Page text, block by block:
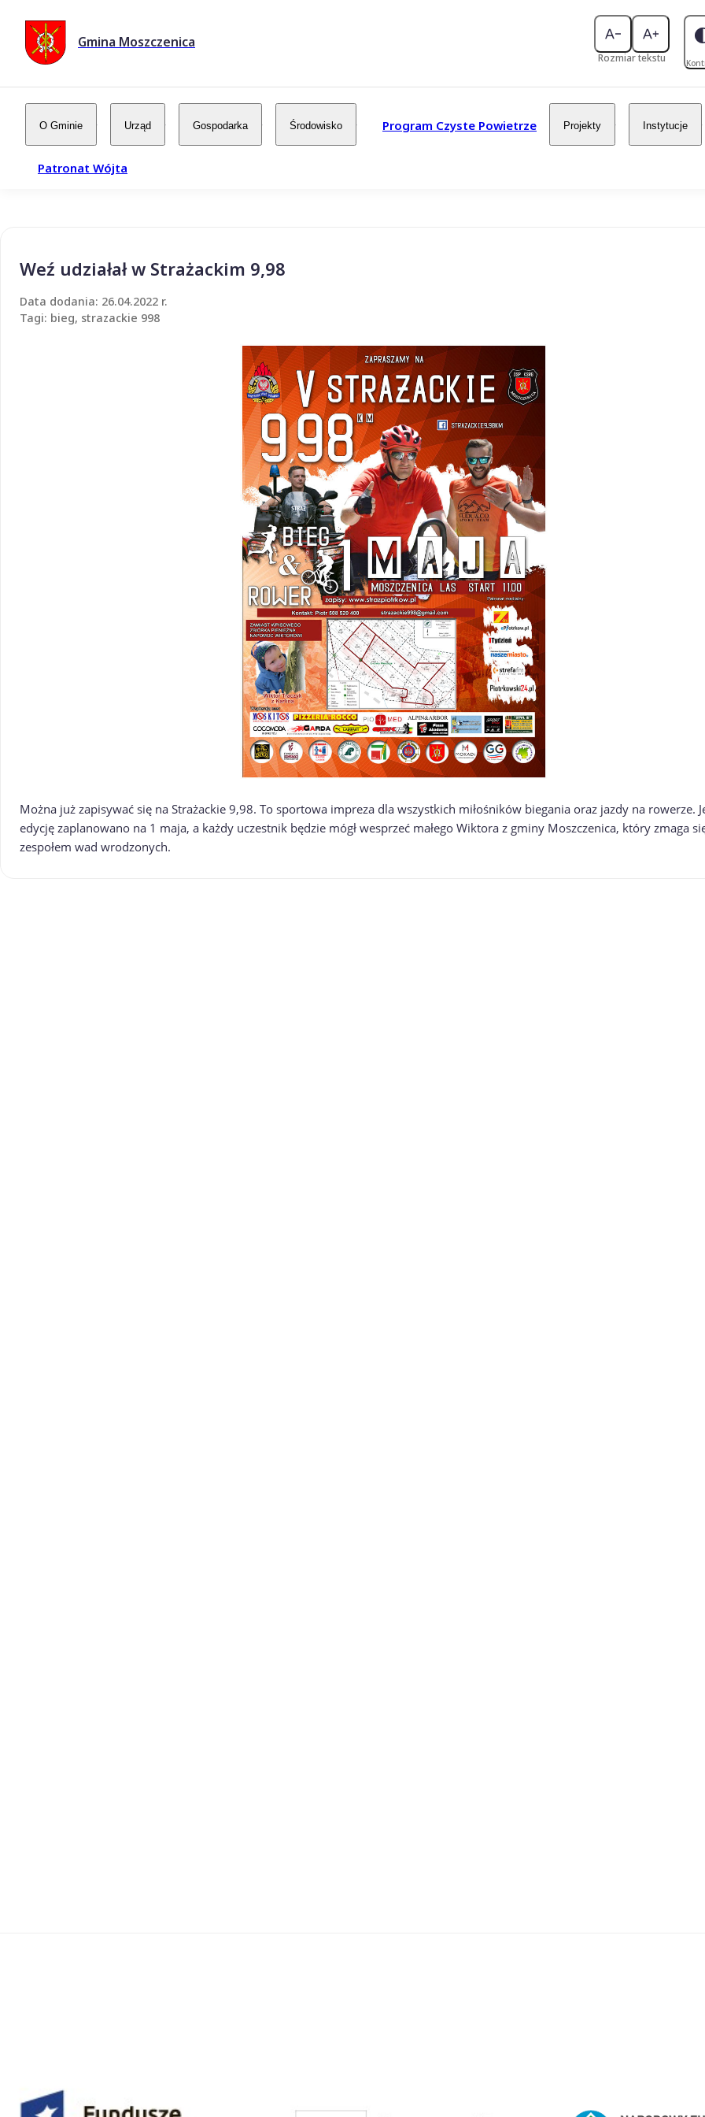
Gmina Moszczenica
Rozmiar tekstu
O Gminie Urząd Gospodarka Środowisko Program Czyste Powietrze Projekty Instytucje
Patronat Wójta
Weź udziałał w Strażackim 9,98
Data dodania: 26.04.2022 r.
Tagi: bieg, strazackie 998
Można już zapisywać się na Strażackie 9,98. To sportowa impreza dla wszystkich miłośników biegania oraz jazdy na rowerze.
edycję zaplanowano na 1 maja, a każdy uczestnik będzie mógł wesprzeć małego Wiktora z gminy Moszczenica, który zmaga
zespołem wad wrodzonych.